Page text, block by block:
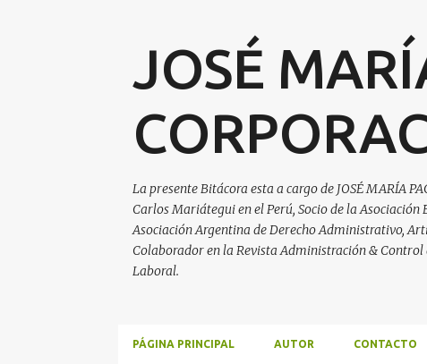
JOSÉ
La presente Bitácora esta a cargo de JOSÉ MARÍA
Carlos Mariátegui en el Perú, Socio de la
Asociación Argentina de Derecho Administrativo,
Colaborador en la Revista Administración &
Laboral.
PÁGINA PRINCIPAL AUTOR CONTACTO